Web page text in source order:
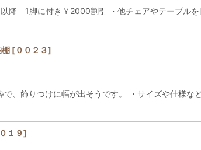
降 1脚に付き￥2000割引 ・他チェアやテーブル
[００２３]
、飾りつけに幅が出そうです。 ・サイズや仕様な
１９]